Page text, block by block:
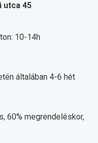
utca 45
10-14h
általában 4-6 hét
60% megrendeléskor,